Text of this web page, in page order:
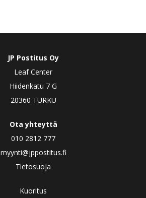
JP Postitus Oy
Leaf Center
Hiidenkatu 7 G
20360 TURKU
Ota yhteyttä
010 2812 777
myynti@jppostitus.fi
Tietosuoja
Kuoritus